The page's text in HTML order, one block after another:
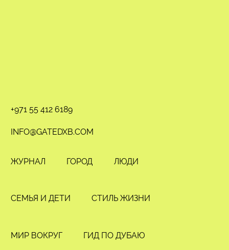
+971 55 412 6189
INFO@GATEDXB.COM
ЖУРНАЛ ГОРОД ЛЮДИ
СЕМЬЯ И ДЕТИ СТИЛЬ ЖИЗНИ
МИР ВОКРУГ ГИД ПО ДУБАЮ